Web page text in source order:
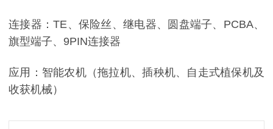
连接器：TE、保险丝、继电器、圆盘端子、PCBA、
旗型端子、9PIN连接器
应用：智能农机（拖拉机、插秧机、自走式植保机及
收获机械）